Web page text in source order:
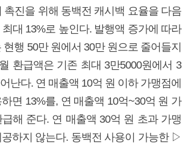
촉진을 위해 동백전 캐시백 요율을 다음
대 13%로 높인다. 발행액 증가에 따라
행 50만 원에서 30만 원으로 줄어들지
환급액은 기존 최대 3만5000원에서 3
난다. 연 매출액 10억 원 이하 가맹점에
면 13%를, 연 매출액 10억~30억 원 가
해 준다. 연 매출액 30억 원 초과 가맹
하지 않는다. 동백전 사용이 가능한 ▷